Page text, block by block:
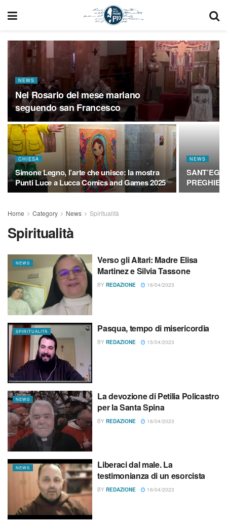
NEWS
Nel Rosario del mese mariano
seguendo san Francesco
CHIESA
Simone Legno, l’arte che unisce: la mostra
Punti Luce a Lucca Comics and Games 2025
NEWS
Home Category News Spiritualità
Spiritualità
NEWS
Verso gli Altari: Madre Elisa
Martinez e Silvia Tassone
BY REDAZIONE 16/04/2023
SPIRITUALITÀ Pasqua, tempo di misericordia
BY REDAZIONE 15/04/2023
NEWS
La devozione di Petilia Policastro
per la Santa Spina
BY REDAZIONE 16/04/2023
NEWS
Liberaci dal male. La
testimonianza di un esorcista
BY REDAZIONE 16/04/2023